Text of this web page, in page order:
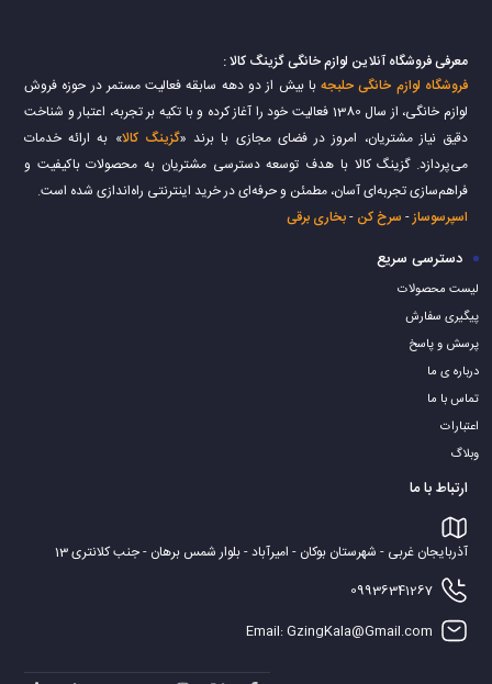
معرفی فروشگاه آنلاین لوازم خانگی گزینگ کالا :
فروشگاه لوازم خانگی حلبجهبا بیش از دو دهه سابقه فعالیت مستمر در حوزه فروش
لوازم خانگی، از سال 1380 فعالیت خود را آغاز کرده و با تکیه بر تجربه، اعتبار و شناخت
دقیق نیاز مشتریان، امروز در فضای مجازی با برند «گزینگ کالا» به ارائه خدمات
می‌پردازد. گزینگ کالا با هدف توسعه دسترسی مشتریان به محصولات باکیفیت و
فراهم‌سازی تجربه‌ای آسان، مطمئن و حرفه‌ای در خرید اینترنتی راه‌اندازی شده است.
اسپرسوساز- سرخ کن -بخاری برقی
دسترسی سریع
لیست محصولات
پیگیری سفارش
پرسش و پاسخ
درباره ی ما
تماس با ما
اعتبارات
وبلاگ
ارتباط با ما
آذربایجان غربی - شهرستان بوکان - امیرآباد - بلوار شمس برهان - جنب کلانتری 13
09936341267
Email: GzingKala@Gmail.com